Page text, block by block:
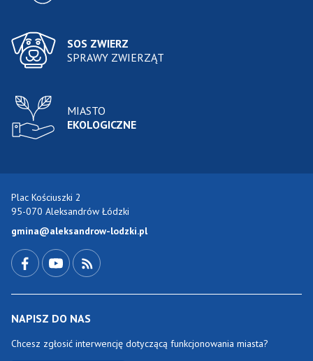
SOS ZWIERZ
SPRAWY ZWIERZĄT
MIASTO
EKOLOGICZNE
Plac Kościuszki 2
95-070 Aleksandrów Łódzki
gmina@aleksandrow-lodzki.pl
NAPISZ DO NAS
Chcesz zgłosić interwencję dotyczącą funkcjonowania miasta?